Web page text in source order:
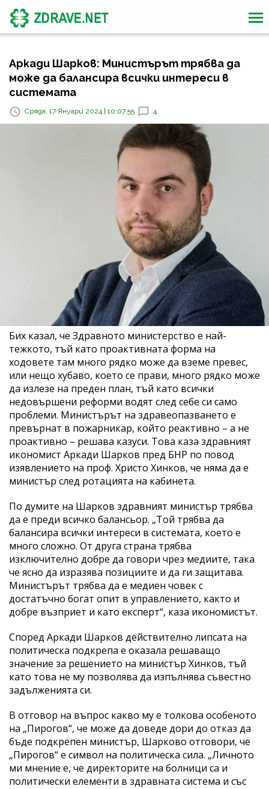
Аркади Шарков: Министърът трябва да
може да балансира всички интереси в
системата
Сряда, 17 Януари 2024 | 10:07:55 4
Бих казал, че Здравното министерство е най-
тежкото, тъй като проактивната форма на
ходовете там много рядко може да вземе превес,
или нещо хубаво, което се прави, много рядко може
да излезе на преден план, тъй като всички
недовършени реформи водят след себе си само
проблеми. Министърът на здравеопазването е
превърнат в пожарникар, който реактивно – а не
проактивно – решава казуси. Това каза здравният
икономист Аркади Шарков пред БНР по повод
изявлението на проф. Христо Хинков, че няма да е
министър след ротацията на кабинета.
По думите на Шарков здравният министър трябва
да е преди всичко балансьор. „Той трябва да
балансира всички интереси в системата, което е
много сложно. От друга страна трябва
изключително добре да говори чрез медиите, така
че ясно да изразява позициите и да ги защитава.
Министърът трябва да е медиен човек с
достатъчно богат опит в управлението, както и
добре възприет и като експерт“, каза икономистът.
Според Аркади Шарков действително липсата на
политическа подкрепа е оказала решаващо
значение за решението на министър Хинков, тъй
като това не му позволява да изпълнява съвестно
задълженията си.
В отговор на въпрос какво му е толкова особеното
на „Пирогов“, че може да доведе дори до отказ да
бъде подкрепен министър, Шарково отговори, че
„Пирогов“ е символ на политическа сила. „Личното
ми мнение е, че директорите на болници са и
политически елементи в здравната система и със